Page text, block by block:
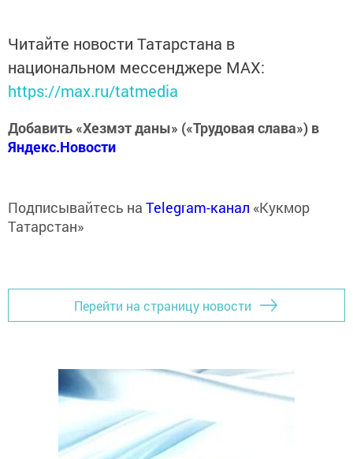
Читайте новости Татарстана в
национальном мессенджере MАХ:
https://max.ru/tatmedia
Добавить «Хезмэт даны» («Трудовая слава») в
Яндекс.Новости
Подписывайтесь на Telegram-канал «Кукмор
Татарстан»
Перейти на страницу новости